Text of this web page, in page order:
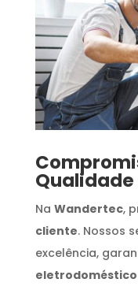
Qualidade
Na Wandertec,
cliente. Nossos
excelência,
eletrodoméstico